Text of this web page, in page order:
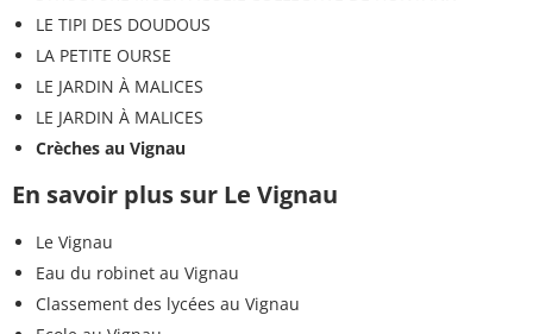
LE TIPI DES DOUDOUS
LA PETITE OURSE
LE JARDIN À MALICES
LE JARDIN À MALICES
Crèches au Vignau
En savoir plus sur Le Vignau
Le Vignau
Eau du robinet au Vignau
Classement des lycées au Vignau